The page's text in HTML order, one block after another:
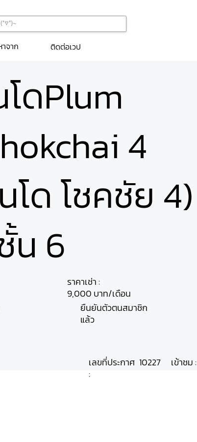
ติดต่อเวป
จาก
ดPlum
4
ด โชคชัย 4)
น 6
ราคาเช่า :
9,000 บาท/เดือน
ยืนยันตัวตนสมาชิก
แล้ว
เลขที่ประกาศ
:
10227 เข้าชม :